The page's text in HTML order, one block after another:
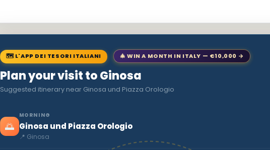
🗺 L'APP DEI TESORI ITALIANI 🎄 WIN A MONTH IN ITALY — €10,000 →
Plan your visit to Ginosa
Suggested itinerary near Ginosa und Piazza Orologio
🌅
MORNING
Ginosa und Piazza Orologio
📍 Ginosa